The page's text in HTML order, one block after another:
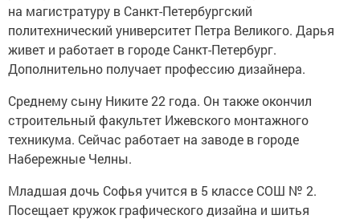
на магистратуру в Санкт-Петербургский
политехнический университет Петра Великого. Дарья
живет и работает в городе Санкт-Петербург.
Дополнительно получает профессию дизайнера.
Среднему сыну Никите 22 года. Он также окончил
строительный факультет Ижевского монтажного
техникума. Сейчас работает на заводе в городе
Набережные Челны.
Младшая дочь Софья учится в 5 классе СОШ № 2.
Посещает кружок графического дизайна и шитья